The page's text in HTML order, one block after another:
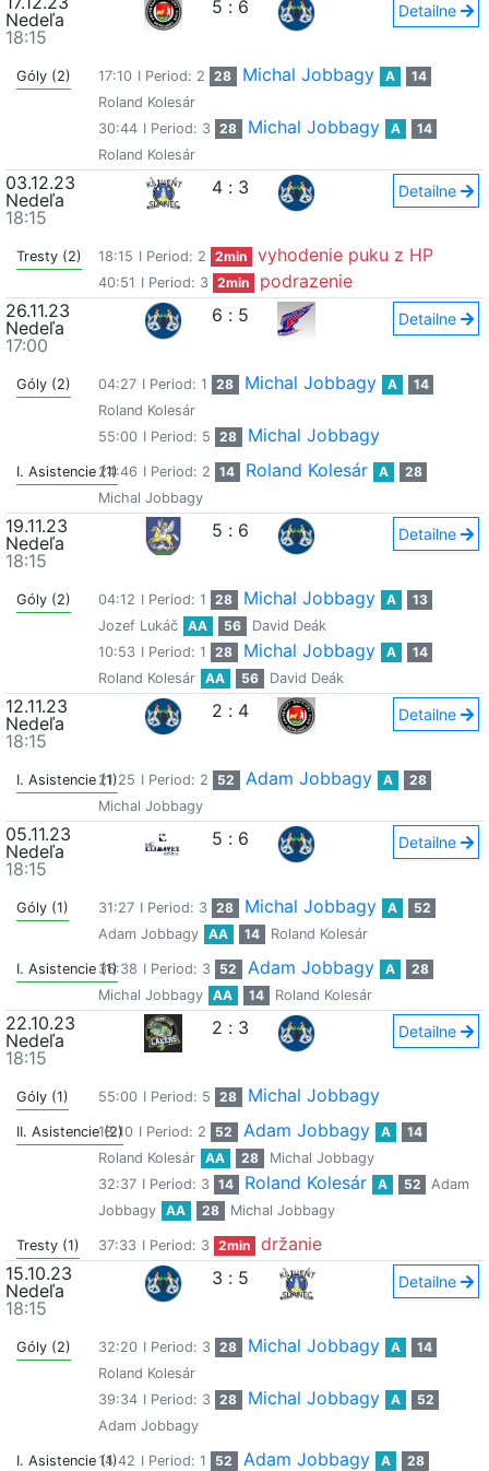
Nedeľa
18:15
5 : 6 Detailne
Góly (2) 17:10 I Period: 2 28 Michal Jobbagy A
14
Roland Kolesár
30:44 I Period: 3 28 Michal Jobbagy A
14
Roland Kolesár
03.12.23
Nedeľa
18:15
4 : 3 Detailne
Tresty (2) 18:15 I Period: 2 2min vyhodenie puku z HP
40:51 I Period: 3 2min
podrazenie
26.11.23
Nedeľa
17:00
6 : 5 Detailne
Góly (2) 04:27 I Period: 1 28 Michal Jobbagy A
14
Roland Kolesár
55:00 I Period: 5 28 Michal Jobbagy
I. Asistencie (1)24:46 I Period: 2 14 Roland Kolesár A
28
Michal Jobbagy
19.11.23
Nedeľa
18:15
5 : 6 Detailne
Góly (2) 04:12 I Period: 1 28 Michal Jobbagy A
13
Jozef Lukáč
AA 56
David Deák
10:53 I Period: 1 28 Michal Jobbagy A
14
Roland Kolesár
AA 56 David Deák
12.11.23
Nedeľa
18:15
2 : 4 Detailne
I. Asistencie (1)21:25 I Period: 2 52 Adam Jobbagy A
28
Michal Jobbagy
05.11.23
Nedeľa
18:15
5 : 6 Detailne
Góly (1) 31:27 I Period: 3 28 Michal Jobbagy A
52
Adam Jobbagy
AA 14 Roland Kolesár
I. Asistencie (1)36:38 I Period: 3 52 Adam Jobbagy A
28
Michal Jobbagy
AA 14 Roland Kolesár
22.10.23
Nedeľa
18:15
2 : 3 Detailne
Góly (1) 55:00 I Period: 5 28 Michal Jobbagy
II. Asistencie (2)
18:10 I Period: 2 52 Adam Jobbagy A
14
Roland Kolesár
AA 28
Michal Jobbagy
32:37 I Period: 3 14 Roland Kolesár A 52
Adam
Jobbagy
AA 28 Michal Jobbagy
Tresty (1) 37:33 I Period: 3 2min
držanie
15.10.23
Nedeľa
18:15
3 : 5 Detailne
Góly (2) 32:20 I Period: 3 28 Michal Jobbagy A
14
Roland Kolesár
39:34 I Period: 3 28 Michal Jobbagy A
52
Adam Jobbagy
I. Asistencie (1)14:42 I Period: 1 52 Adam Jobbagy A
28